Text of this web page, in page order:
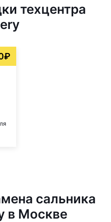
техцентра
сальника
в Москве